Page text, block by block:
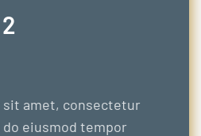
sit amet, consectetur
eiusmod tempor